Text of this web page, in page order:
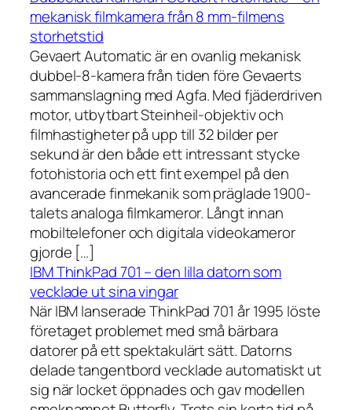
mekanisk filmkamera från 8 mm-filmens
storhetstid
Gevaert Automatic är en ovanlig mekanisk
dubbel-8-kamera från tiden före Gevaerts
sammanslagning med Agfa. Med fjäderdriven
motor, utbytbart Steinheil-objektiv och
filmhastigheter på upp till 32 bilder per
sekund är den både ett intressant stycke
fotohistoria och ett fint exempel på den
avancerade finmekanik som präglade 1900-
talets analoga filmkameror. Långt innan
mobiltelefoner och digitala videokameror
gjorde […]
IBM ThinkPad 701 – den lilla datorn som
vecklade ut sina vingar
När IBM lanserade ThinkPad 701 år 1995 löste
företaget problemet med små bärbara
datorer på ett spektakulärt sätt. Datorns
delade tangentbord vecklade automatiskt ut
sig när locket öppnades och gav modellen